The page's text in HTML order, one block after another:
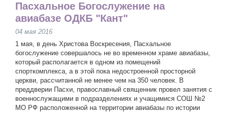
Пасхальное Богослужение на
авиабазе ОДКБ "Кант"
04 мая 2016
1 мая, в день Христова Воскресения, Пасхальное
богослужение совершалось не во временном храме авиабазы,
который располагается в одном из помещений
спорткомплекса, а в этой пока недостроенной просторной
церкви, рассчитанной не менее чем на 350 человек. В
преддверии Пасхи, православный священник провел занятия с
военнослужащими в подразделениях и учащимися СОШ №2
МО РФ расположенной на территории авиабазы по истории